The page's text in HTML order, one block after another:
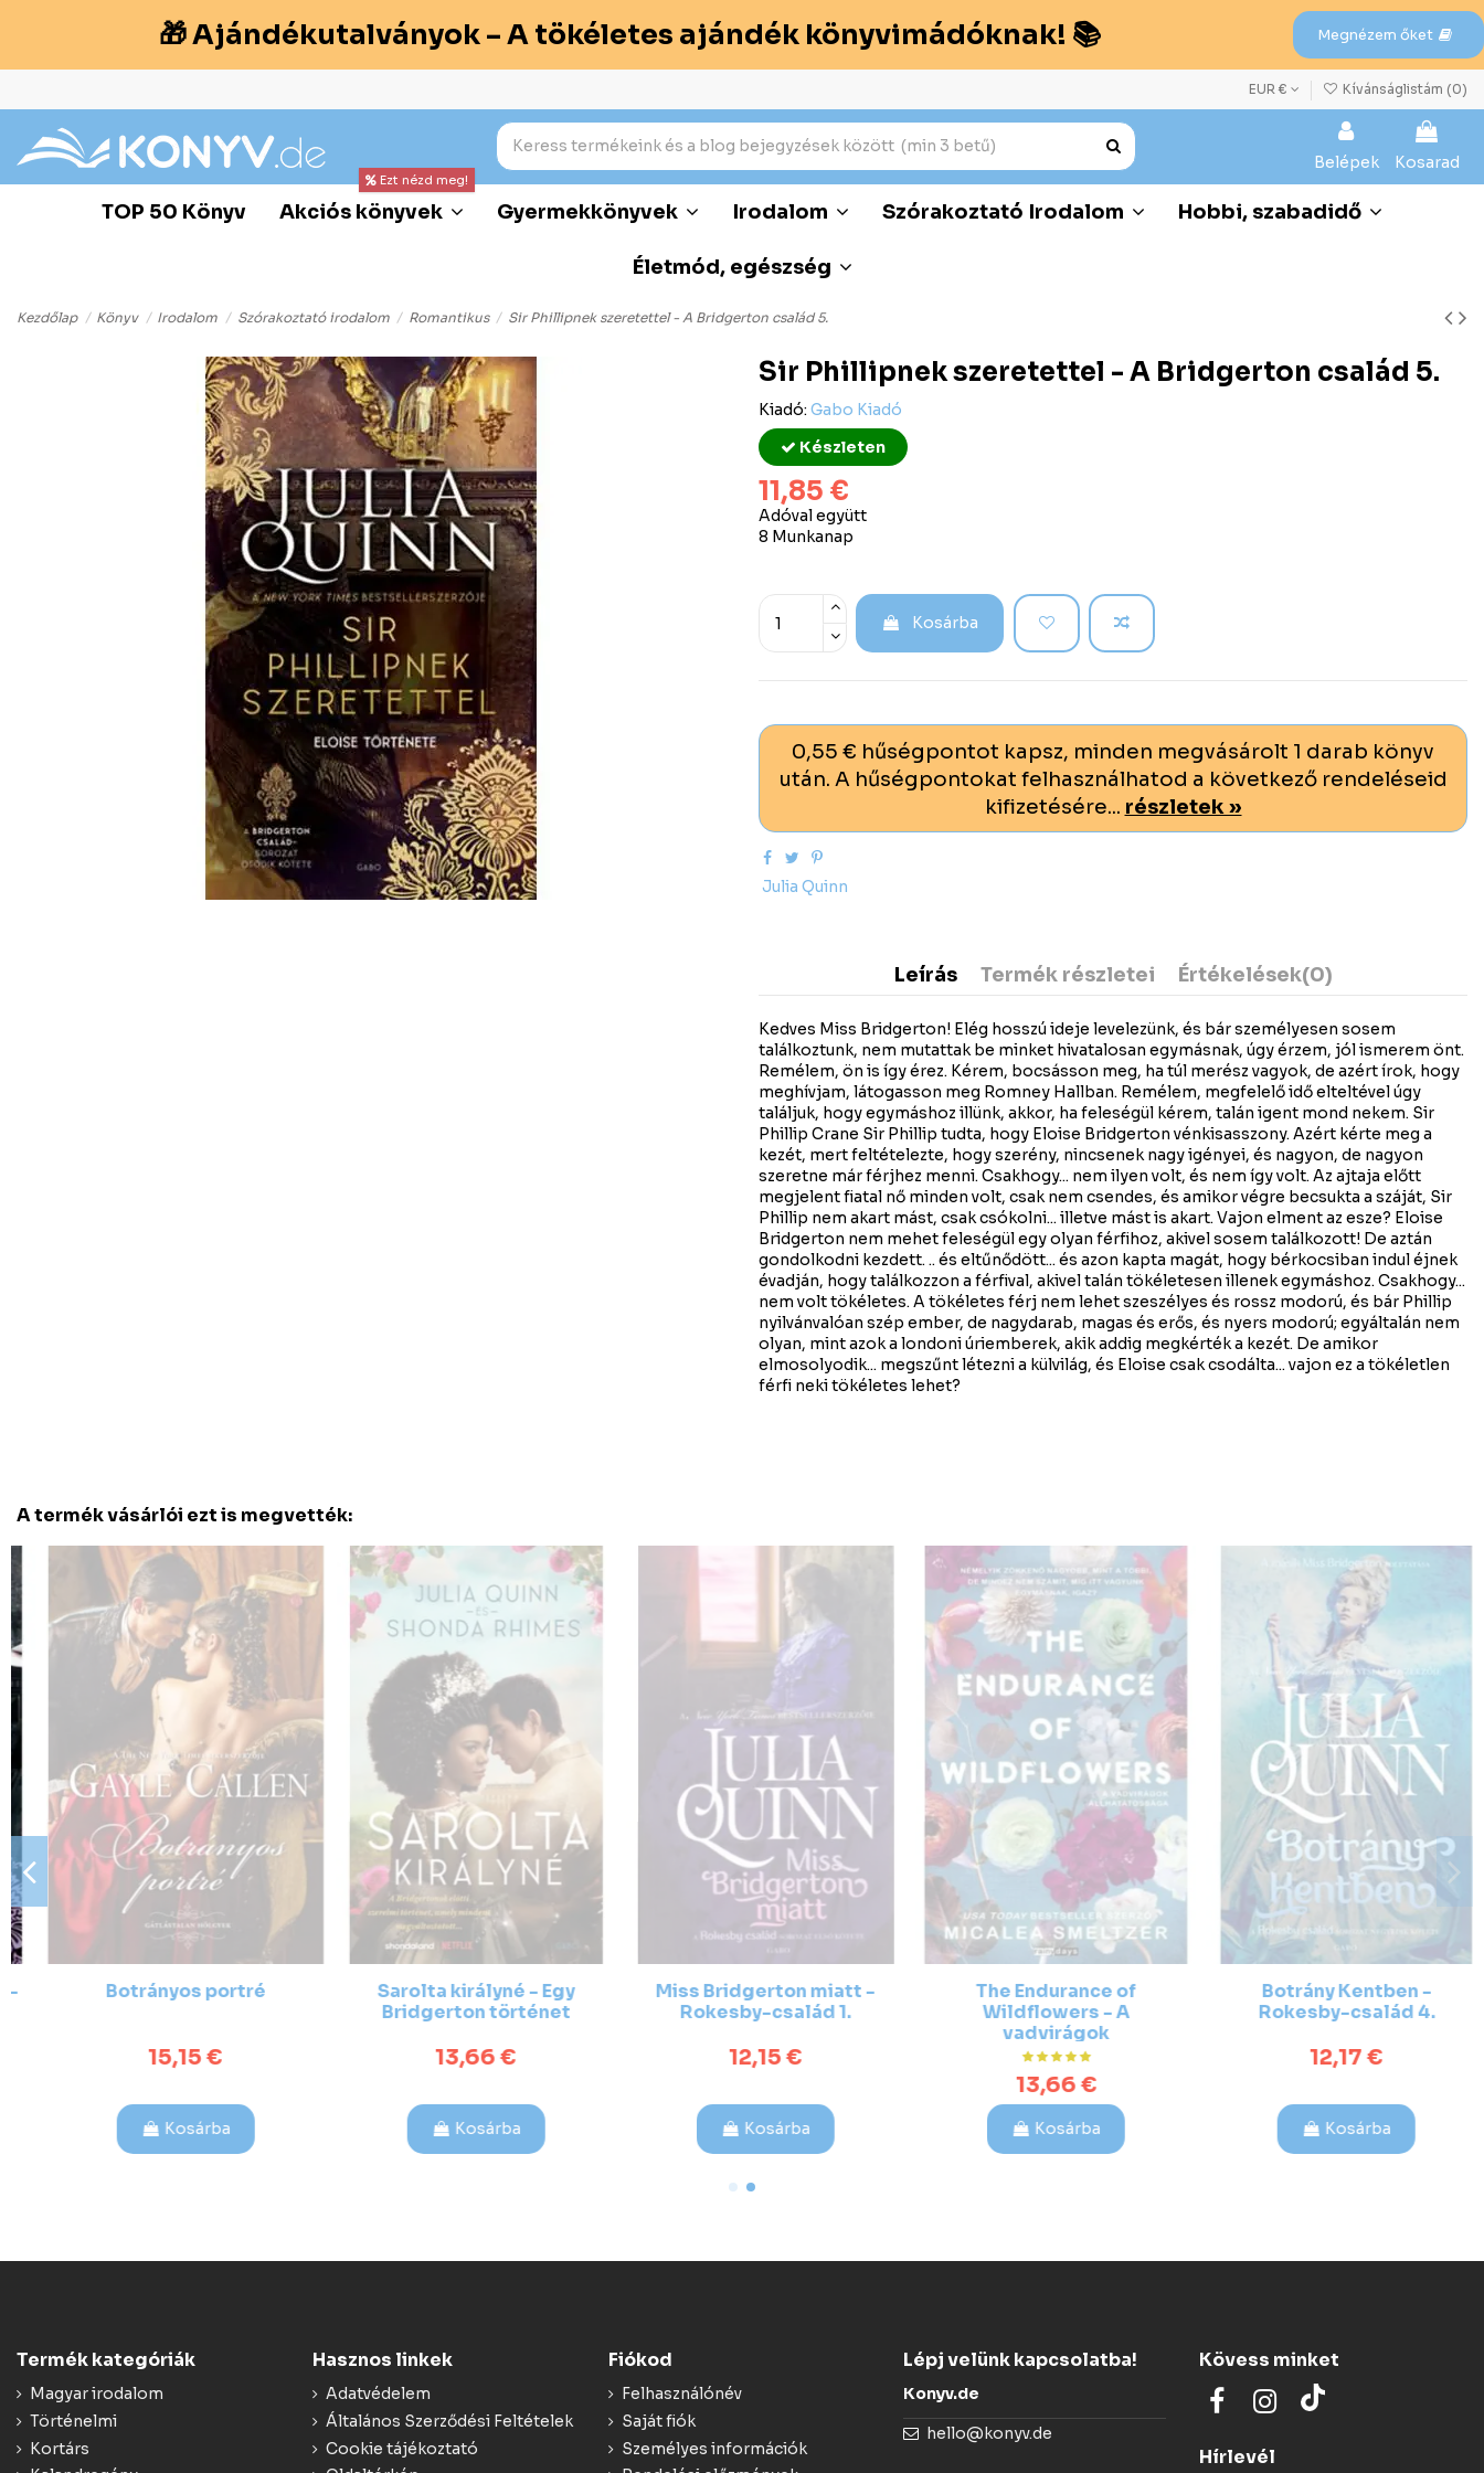
🎁 Ajándékutalványok – A tökéletes ajándék könyvimádóknak! 📚 Megnézem őket
EUR € Kívánságlistám (0)
Belépek Kosarad
TOP 50 Könyv Akciós könyvek
Ezt nézd meg!
Gyermekkönyvek Irodalom Szórakoztató Irodalom Hobbi, szabadidő
Életmód, egészség
Kezdőlap Könyv Irodalom Szórakoztató irodalom Romantikus Sir Phillipnek szeretettel - A Bridgerton család 5.
Sir Phillipnek szeretettel - A Bridgerton család 5.
Kiadó: Gabo Kiadó
Készleten
11,85 €
Adóval együtt
8 Munkanap
Kosárba
0,55 € hűségpontot kapsz, minden megvásárolt 1 darab könyv
után. A hűségpontokat felhasználhatod a következő rendeléseid
kifizetésére... részletek »
Julia Quinn
Leírás Termék részletei Értékelések(0)
Kedves Miss Bridgerton! Elég hosszú ideje levelezünk, és bár személyesen sosem
találkoztunk, nem mutattak be minket hivatalosan egymásnak, úgy érzem, jól ismerem önt.
Remélem, ön is így érez. Kérem, bocsásson meg, ha túl merész vagyok, de azért írok, hogy
meghívjam, látogasson meg Romney Hallban. Remélem, megfelelő idő elteltével úgy
találjuk, hogy egymáshoz illünk, akkor, ha feleségül kérem, talán igent mond nekem. Sir
Phillip Crane Sir Phillip tudta, hogy Eloise Bridgerton vénkisasszony. Azért kérte meg a
kezét, mert feltételezte, hogy szerény, nincsenek nagy igényei, és nagyon, de nagyon
szeretne már férjhez menni. Csakhogy... nem ilyen volt, és nem így volt. Az ajtaja előtt
megjelent fiatal nő minden volt, csak nem csendes, és amikor végre becsukta a száját, Sir
Phillip nem akart mást, csak csókolni... illetve mást is akart. Vajon elment az esze? Eloise
Bridgerton nem mehet feleségül egy olyan férfihoz, akivel sosem találkozott! De aztán
gondolkodni kezdett. .. és eltűnődött... és azon kapta magát, hogy bérkocsiban indul éjnek
évadján, hogy találkozzon a férfival, akivel talán tökéletesen illenek egymáshoz. Csakhogy...
nem volt tökéletes. A tökéletes férj nem lehet szeszélyes és rossz modorú, és bár Phillip
nyilvánvalóan szép ember, de nagydarab, magas és erős, és nyers modorú; egyáltalán nem
olyan, mint azok a londoni úriemberek, akik addig megkérték a kezét. De amikor
elmosolyodik... megszűnt létezni a külvilág, és Eloise csak csodálta... vajon ez a tökéletlen
férfi neki tökéletes lehet?
A termék vásárlói ezt is megvették:
Botrányos portré
15,15 €
Kosárba
Sarolta királyné - Egy
Bridgerton történet
13,66 €
Kosárba
Miss Bridgerton miatt -
Rokesby-család 1.
12,15 €
Kosárba
The Endurance of
Wildflowers - A
vadvirágok
állhatatossága -
(Különleges kiadás)
13,66 €
Kosárba
Botrány Kentben -
Rokesby-család 4.
12,17 €
Kosárba
Termék kategóriák
Magyar irodalom
Történelmi
Kortárs
Hasznos linkek
Adatvédelem
Általános Szerződési Feltételek
Cookie tájékoztató
Fiókod
Felhasználónév
Saját fiók
Személyes információk
Lépj velünk kapcsolatba!
Konyv.de
hello@konyv.de
Kövess minket
Hírlevél